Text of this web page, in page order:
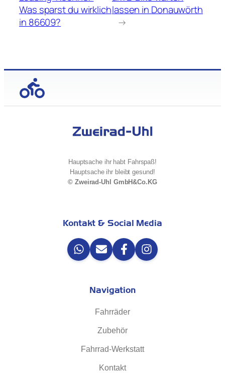
Was sparst du wirklich
in 86609?
lassen in Donauwörth
→
Hauptsache ihr habt Fahrspaß!
Hauptsache ihr bleibt gesund!
© Zweirad-Uhl GmbH&Co.KG
Kontakt & Social Media
Navigation
Fahrräder
Zubehör
Fahrrad-Werkstatt
Kontakt